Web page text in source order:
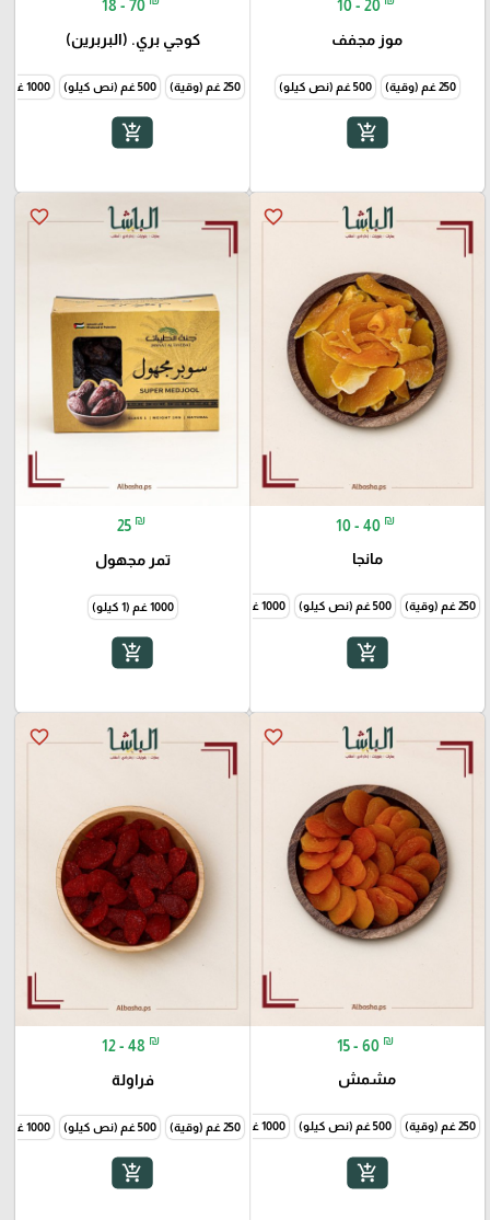
10 - 20
موز مجفف
250 غم (وقية) 500 غم (نص كيلو)
add_shopping_cart
18 - 70
كوجي بري. (البربرين)
250 غم (وقية) 500 غم (نص كيلو) 1000 غم (1 كيلو)
add_shopping_cart
favorite_border
10 - 40 ₪
مانجا
250 غم (وقية) 500 غم (نص كيلو) 1000 غم (1 كيلو)
add_shopping_cart
favorite_border
25 ₪
تمر مجهول
1000 غم (1 كيلو)
add_shopping_cart
favorite_border
15 - 60 ₪
مشمش
250 غم (وقية) 500 غم (نص كيلو) 1000 غم (1 كيلو)
add_shopping_cart
favorite_border
12 - 48 ₪
فراولة
250 غم (وقية) 500 غم (نص كيلو) 1000 غم (1 كيلو)
add_shopping_cart